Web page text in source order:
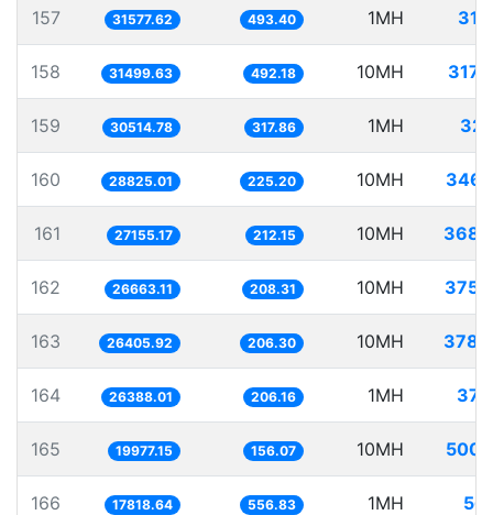
157 31577.62 493.40 1MH
158 31499.63 492.18 10MH
159 30514.78 317.86 1MH
160 28825.01 225.20 10MH
161 27155.17 212.15 10MH
162 26663.11 208.31 10MH
163 26405.92 206.30 10MH
164 26388.01 206.16 1MH
165 19977.15 156.07 10MH
166 17818.64 556.83 1MH